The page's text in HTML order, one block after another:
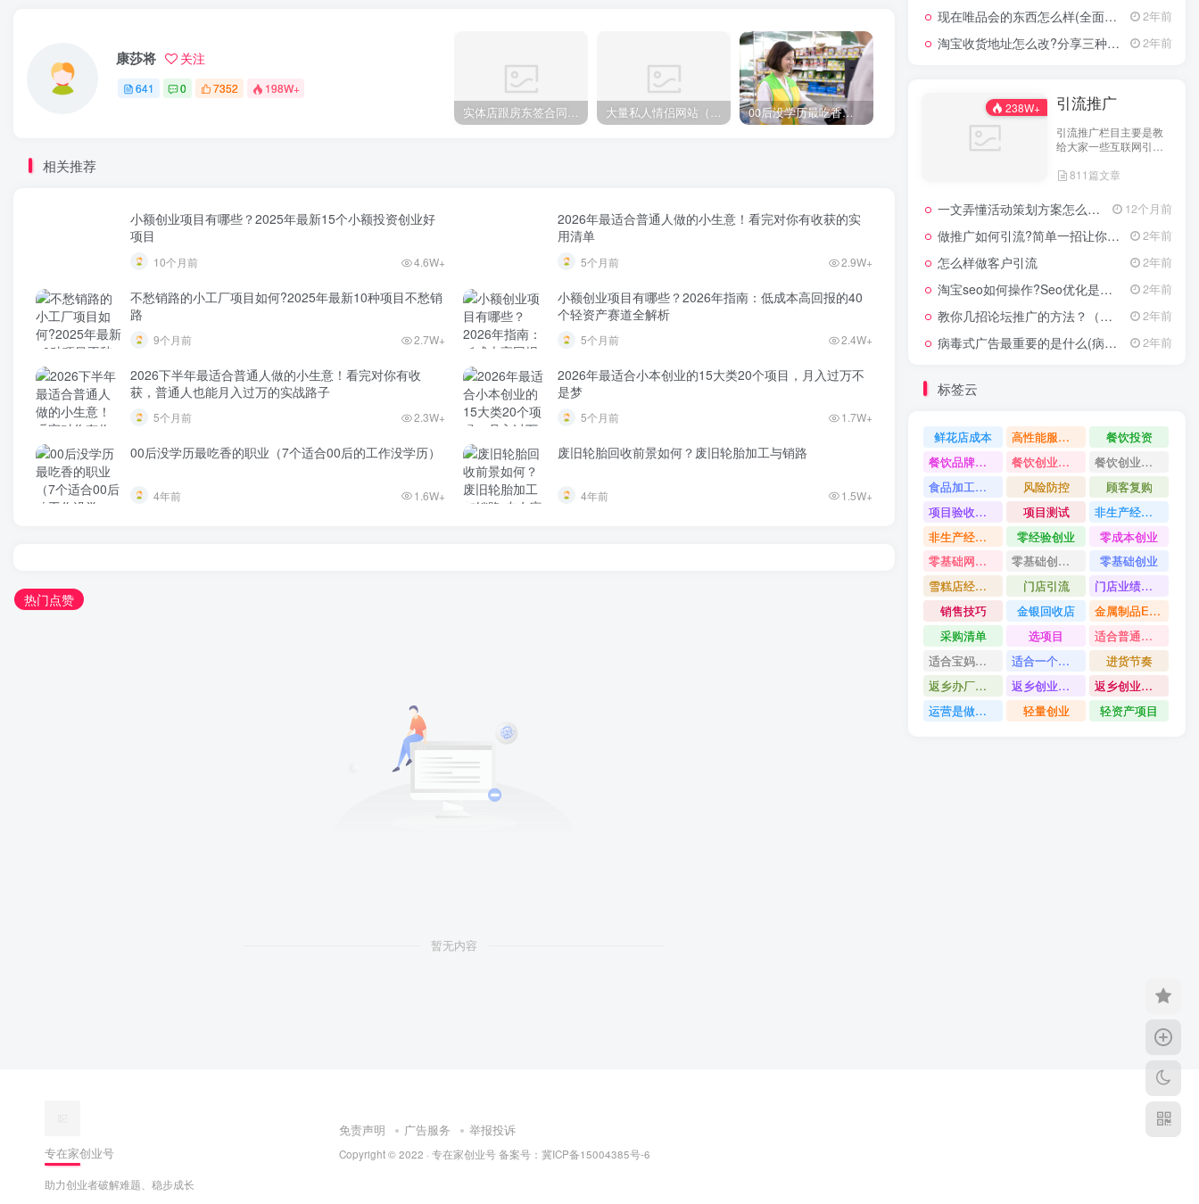
康莎将 关注
641 0 7352 198W+
实体店跟房东签合同要注意啥？这几个条款不写清楚后面全是麻烦 大量私人情侣网站（国内外国际情侣交友网站大全） 00后没学历最吃香的职业（7个适合00后的工作没学历） 废旧轮胎回收前景如何？废旧轮胎加工与销路
相关推荐
小额创业项目有哪些？2025年最新15个小额投资创业好
项目
10个月前 4.6W+
2026年最适合普通人做的小生意！看完对你有收获的实
用清单
5个月前 2.9W+
不愁销路的小工厂项目如何?2025年最新10种项目不愁销
路
9个月前 2.7W+
小额创业项目有哪些？2026年指南：低成本高回报的40
个轻资产赛道全解析
5个月前 2.4W+
2026下半年最适合普通人做的小生意！看完对你有收
获，普通人也能月入过万的实战路子
5个月前 2.3W+
2026年最适合小本创业的15大类20个项目，月入过万不
是梦
5个月前 1.7W+
00后没学历最吃香的职业（7个适合00后的工作没学历）
4年前 1.6W+
废旧轮胎回收前景如何？废旧轮胎加工与销路
4年前 1.5W+
热门点赞
暂无内容
现在唯品会的东西怎么样(全面评测其产品质量) 2年前
淘宝收货地址怎么改?分享三种最常见的修改方式 2年前
238W+ 引流推广
引流推广栏目主要是教
给大家一些互联网引流
业的引流技术和推广技
在犯难！
811篇文章
一文弄懂活动策划方案怎么写，2025年最新超全干货来了！ 12个月前
做推广如何引流?简单一招让你流量爆增 2年前
怎么样做客户引流 2年前
淘宝seo如何操作?Seo优化是什么意思? 2年前
教你几招论坛推广的方法？（具体论坛推广的步骤） 2年前
病毒式广告最重要的是什么(病毒式广告的创意策略) 2年前
标签云
鲜花店成本 高性能服务器配置教程
餐饮投资
餐饮品牌打造
餐饮创业避坑
餐饮创业故事
食品加工创业
风险防控
顾客复购
项目验收资料
项目测试
非生产经营用固定资产是什么
非生产经营用固定资产分类
零经验创业
零成本创业
零基础网上开店
零基础创业指南
零基础创业
雪糕店经营技巧
门店引流
门店业绩提升方法
销售技巧
金银回收店
金属制品ERP系统
采购清单
选项目
适合普通人的创业
适合宝妈创业项目
适合一个人做的小生意
进货节奏
返乡办厂项目
返乡创业项目
返乡创业做什么好
运营是做什么
轻量创业 轻资产项目
专在家创业号
助力创业者破解难题、稳步成长
免责声明 广告服务 举报投诉
Copyright © 2022 · 专在家创业号备案号： 冀ICP备15004385号-6